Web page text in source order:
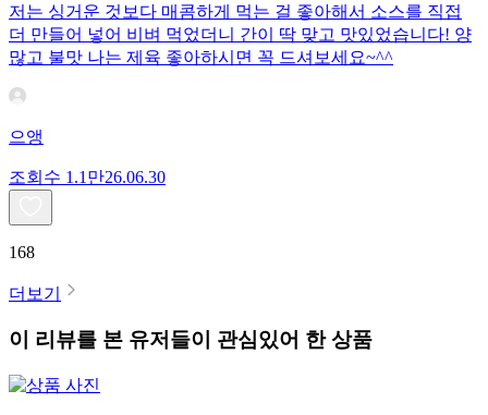
저는 싱거운 것보다 매콤하게 먹는 걸 좋아해서 소스를 직접
더 만들어 넣어 비벼 먹었더니 간이 딱 맞고 맛있었습니다! 양
많고 불맛 나는 제육 좋아하시면 꼭 드셔보세요~^^
으앵
조회수 1.1만26.06.30
168
더보기
이 리뷰를 본 유저들이 관심있어 한 상품